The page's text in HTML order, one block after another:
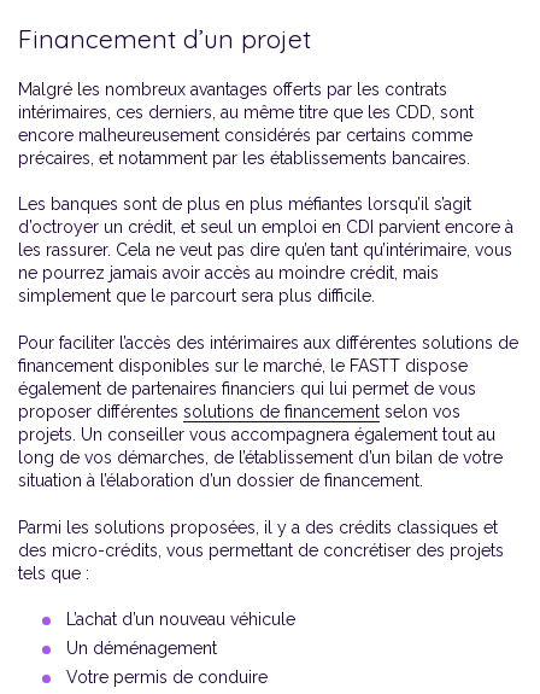
Financement d’un projet
Malgré les nombreux avantages offerts par les contrats
intérimaires, ces derniers, au même titre que les CDD, sont
encore malheureusement considérés par certains comme
précaires, et notamment par les établissements bancaires.
Les banques sont de plus en plus méfiantes lorsqu’il s’agit
d’octroyer un crédit, et seul un emploi en CDI parvient encore à
les rassurer. Cela ne veut pas dire qu’en tant qu’intérimaire, vous
ne pourrez jamais avoir accès au moindre crédit, mais
simplement que le parcourt sera plus difficile.
Pour faciliter l’accès des intérimaires aux différentes solutions de
financement disponibles sur le marché, le FASTT dispose
également de partenaires financiers qui lui permet de vous
proposer différentes solutions de financement selon vos
projets. Un conseiller vous accompagnera également tout au
long de vos démarches, de l’établissement d’un bilan de votre
situation à l’élaboration d’un dossier de financement.
Parmi les solutions proposées, il y a des crédits classiques et
des micro-crédits, vous permettant de concrétiser des projets
tels que :
L’achat d’un nouveau véhicule
Un déménagement
Votre permis de conduire